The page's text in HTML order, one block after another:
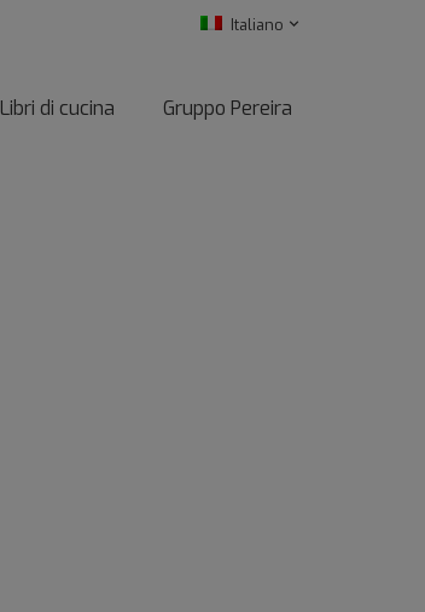
Italiano
Libri di cucina Gruppo Pereira